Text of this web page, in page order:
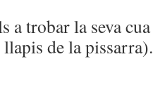
a trobar la seva
de la pissarra).